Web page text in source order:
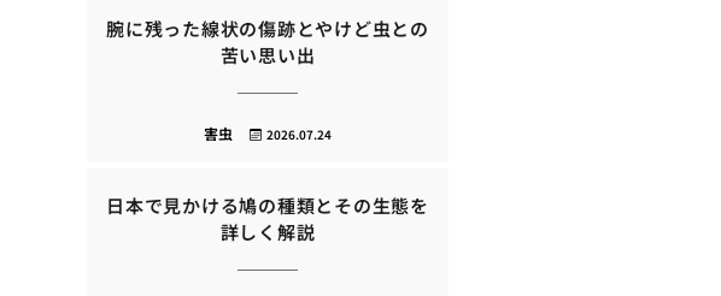
腕に残った線状の傷跡とやけど虫との
苦い思い出
2026.07.24
害虫
日本で見かける鳩の種類とその生態を
詳しく解説